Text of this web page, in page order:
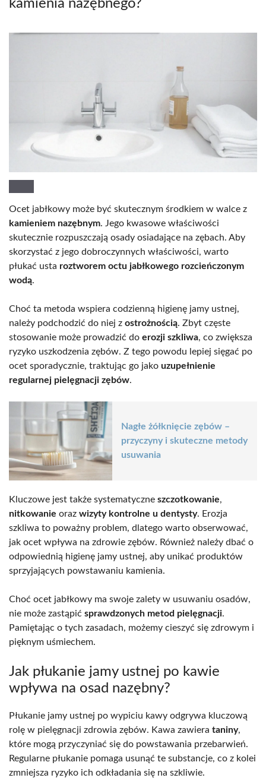
kamienia nazębnego?
Ocet jabłkowy może być skutecznym środkiem w walce z
kamieniem nazębnym. Jego kwasowe właściwości
skutecznie rozpuszczają osady osiadające na zębach. Aby
skorzystać z jego dobroczynnych właściwości, warto
płukać usta roztworem octu jabłkowego rozcieńczonym
wodą.
Choć ta metoda wspiera codzienną higienę jamy ustnej,
należy podchodzić do niej z ostrożnością. Zbyt częste
stosowanie może prowadzić do erozji szkliwa, co zwiększa
ryzyko uszkodzenia zębów. Z tego powodu lepiej sięgać po
ocet sporadycznie, traktując go jako uzupełnienie
regularnej pielęgnacji zębów.
Nagłe żółknięcie zębów –
przyczyny i skuteczne metody
usuwania
Kluczowe jest także systematyczne szczotkowanie,
nitkowanie oraz wizyty kontrolne u dentysty. Erozja
szkliwa to poważny problem, dlatego warto obserwować,
jak ocet wpływa na zdrowie zębów. Również należy dbać o
odpowiednią higienę jamy ustnej, aby unikać produktów
sprzyjających powstawaniu kamienia.
Choć ocet jabłkowy ma swoje zalety w usuwaniu osadów,
nie może zastąpić sprawdzonych metod pielęgnacji.
Pamiętając o tych zasadach, możemy cieszyć się zdrowym i
pięknym uśmiechem.
Jak płukanie jamy ustnej po kawie
wpływa na osad nazębny?
Płukanie jamy ustnej po wypiciu kawy odgrywa kluczową
rolę w pielęgnacji zdrowia zębów. Kawa zawiera taniny,
które mogą przyczyniać się do powstawania przebarwień.
Regularne płukanie pomaga usunąć te substancje, co z kolei
zmniejsza ryzyko ich odkładania się na szkliwie.